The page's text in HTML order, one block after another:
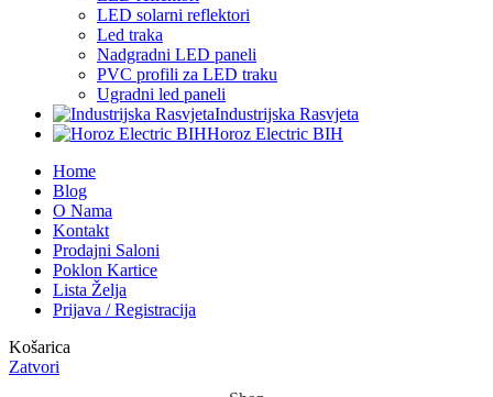
LED solarni reflektori
Led traka
Nadgradni LED paneli
PVC profili za LED traku
Ugradni led paneli
Industrijska Rasvjeta
Horoz Electric BIH
Home
Blog
O Nama
Kontakt
Prodajni Saloni
Poklon Kartice
Lista Želja
Prijava / Registracija
Košarica
Zatvori